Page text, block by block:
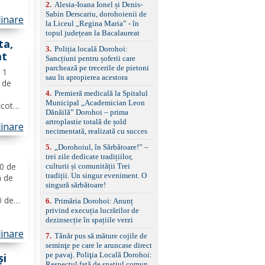
de
de
de
schimbare bandă și
menținere bandă Faruri
bi-xenon adaptive cu
asistent fază lungă
automată , lumini de zi
LED, proiectoare ceață
LED, spălătoare faruri
față/spate, cameră
marșarier Keyless entry
& start, geamuri electrice
față/spate, oglinzi
electrice, încălzite și
rabatabile Sistem hands-
free, Bluetooth, USB
Sistem start/stop, frână
de parcare electrică,
anvelope vară runflat
filtru de particule,
standard Euro 6 Trapă
panoramică, geamuri
remorcare Bonus: -
Covorașe textile montate
pe mașină. -Ofer și un
2. Alesia-Ioana Ionel și Denis-
Sabin Derscariu, dorohoienii de
la Liceul „Regina Maria” - în
topul județean la Bacalaureat
3. Poliția locală Dorohoi:
Sancțiuni pentru șoferii care
parchează pe trecerile de pietoni
sau în apropierea acestora
4. Premieră medicală la Spitalul
Municipal „Academician Leon
Dănăilă” Dorohoi – prima
artroplastie totală de șold
necimentată, realizată cu succes
5.
„Dorohoiul, în Sărbătoare!” –
trei zile dedicate tradițiilor,
culturii și comunității Trei
tradiții. Un singur eveniment. O
singură sărbătoare!
6. Primăria Dorohoi: Anunț
privind execuția lucrărilor de
dezinsecție în spațiile verzi
7. Tânăr pus să măture cojile de
seminţe pe care le aruncase direct
pe pavaj. Poliţia Locală Dorohoi: